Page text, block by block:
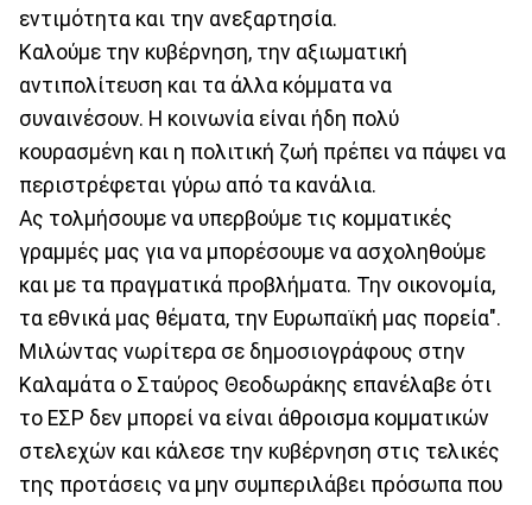
εντιμότητα και την ανεξαρτησία.
Καλούμε την κυβέρνηση, την αξιωματική
αντιπολίτευση και τα άλλα κόμματα να
συναινέσουν. Η κοινωνία είναι ήδη πολύ
κουρασμένη και η πολιτική ζωή πρέπει να πάψει να
περιστρέφεται γύρω από τα κανάλια.
Ας τολμήσουμε να υπερβούμε τις κομματικές
γραμμές μας για να μπορέσουμε να ασχοληθούμε
και με τα πραγματικά προβλήματα. Την οικονομία,
τα εθνικά μας θέματα, την Ευρωπαϊκή μας πορεία".
Μιλώντας νωρίτερα σε δημοσιογράφους στην
Καλαμάτα ο Σταύρος Θεοδωράκης επανέλαβε ότι
το ΕΣΡ δεν μπορεί να είναι άθροισμα κομματικών
στελεχών και κάλεσε την κυβέρνηση στις τελικές
της προτάσεις να μην συμπεριλάβει πρόσωπα που